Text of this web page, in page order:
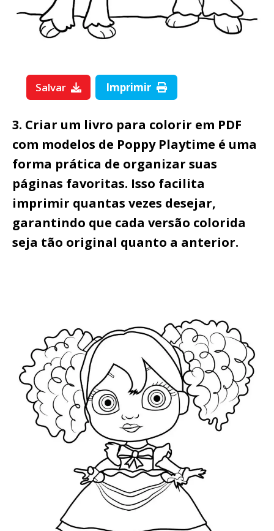
Salvar Imprimir
3. Criar um livro para colorir em PDF
com modelos de Poppy Playtime é uma
forma prática de organizar suas
páginas favoritas. Isso facilita
imprimir quantas vezes desejar,
garantindo que cada versão colorida
seja tão original quanto a anterior.